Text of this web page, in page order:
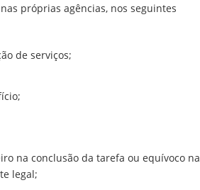
próprias agências, nos seguintes
de serviços;
na conclusão da tarefa ou equívoco na
legal;